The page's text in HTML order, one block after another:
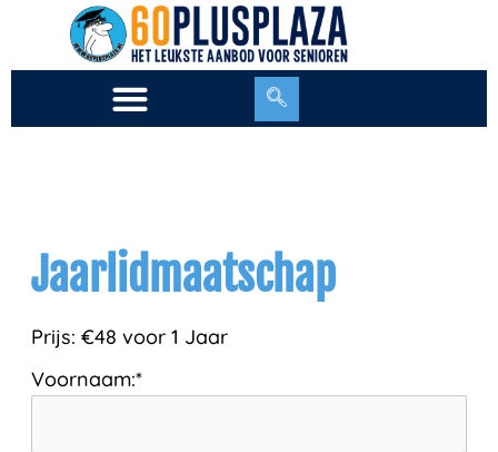
de
Jaarlidmaatschap
Prijs: €48 voor 1 Jaar
Voornaam:*